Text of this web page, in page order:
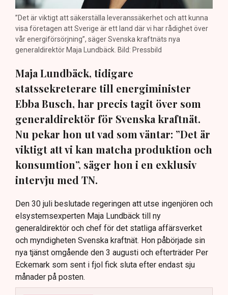
”Det är viktigt att säkerställa leveranssäkerhet och att kunna
visa företagen att Sverige är ett land där vi har rådighet över
vår energiförsörjning”, säger Svenska kraftnäts nya
generaldirektör Maja Lundbäck. Bild: Pressbild
Maja Lundbäck, tidigare
statssekreterare till energiminister
Ebba Busch, har precis tagit över som
generaldirektör för Svenska kraftnät.
Nu pekar hon ut vad som väntar: ”Det är
viktigt att vi kan matcha produktion och
konsumtion”, säger hon i en exklusiv
intervju med TN.
Den 30 juli beslutade regeringen att utse ingenjören och
elsystemsexperten Maja Lundbäck till ny
generaldirektör och chef för det statliga affärsverket
och myndigheten Svenska kraftnät. Hon påbörjade sin
nya tjänst omgående den 3 augusti och efterträder Per
Eckemark som sent i fjol fick sluta efter endast sju
månader på posten.